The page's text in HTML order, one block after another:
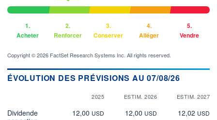
1.
Acheter
2.
Renforcer
3.
Conserver
4.
Alléger
5.
Vendre
Copyright © 2026 FactSet Research Systems Inc. All rights reserved.
ÉVOLUTION DES PRÉVISIONS AU 07/08/26
2025 ESTIM. 2026 ESTIM. 2027
Dividende
12,00 USD 12,00 USD 12,02 USD